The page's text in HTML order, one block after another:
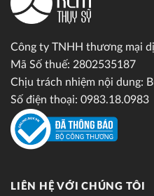
Công ty TNHH thương mại
Mã Số thuế: 2802535187
Chịu trách nhiệm nội dung:
Số điện thoại: 0983.18.0983
LIÊN HỆ VỚI CHÚNG TÔI